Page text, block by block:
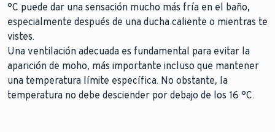
°C puede dar una sensación mucho más fría en el baño,
especialmente después de una ducha caliente o mientras te
vistes.
Una ventilación adecuada es fundamental para evitar la
aparición de moho, más importante incluso que mantener
una temperatura límite específica. No obstante, la
temperatura no debe desciender por debajo de los 16 °C.